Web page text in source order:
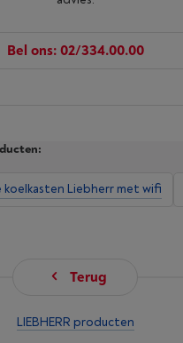
Bel ons: 02/334.00.00
koelkasten Liebherr met wifi
Terug
LIEBHERR producten